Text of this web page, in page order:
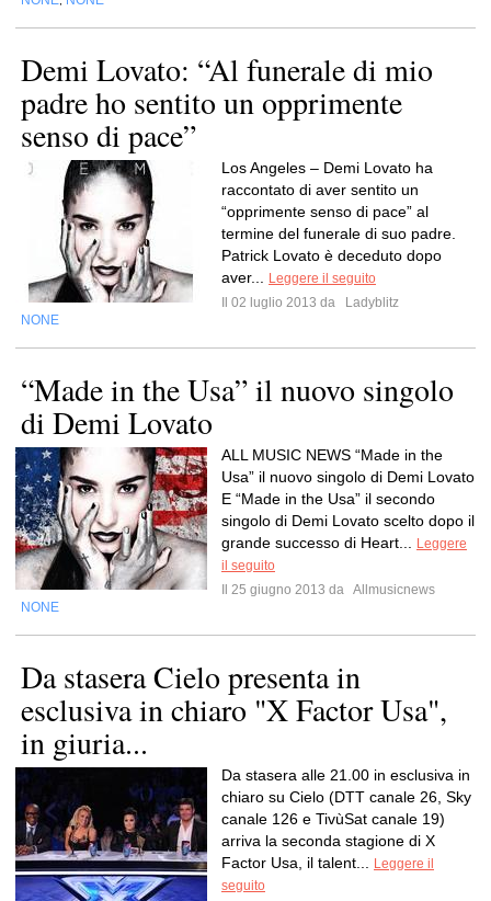
Demi Lovato: “Al funerale di mio
padre ho sentito un opprimente
senso di pace”
Los Angeles – Demi Lovato ha
raccontato di aver sentito un
“opprimente senso di pace” al
termine del funerale di suo padre.
Patrick Lovato è deceduto dopo
aver...
Leggere il seguito
Il 02 luglio 2013 da
Ladyblitz
NONE
“Made in the Usa” il nuovo singolo
di Demi Lovato
ALL MUSIC NEWS “Made in the
Usa” il nuovo singolo di Demi Lovato
E “Made in the Usa” il secondo
singolo di Demi Lovato scelto dopo il
grande successo di Heart...
Leggere
il seguito
Il 25 giugno 2013 da Allmusicnews
NONE
Da stasera Cielo presenta in
esclusiva in chiaro "X Factor Usa",
in giuria...
Da stasera alle 21.00 in esclusiva in
chiaro su Cielo (DTT canale 26, Sky
canale 126 e TivùSat canale 19)
arriva la seconda stagione di X
Factor Usa, il talent...
Leggere il
seguito